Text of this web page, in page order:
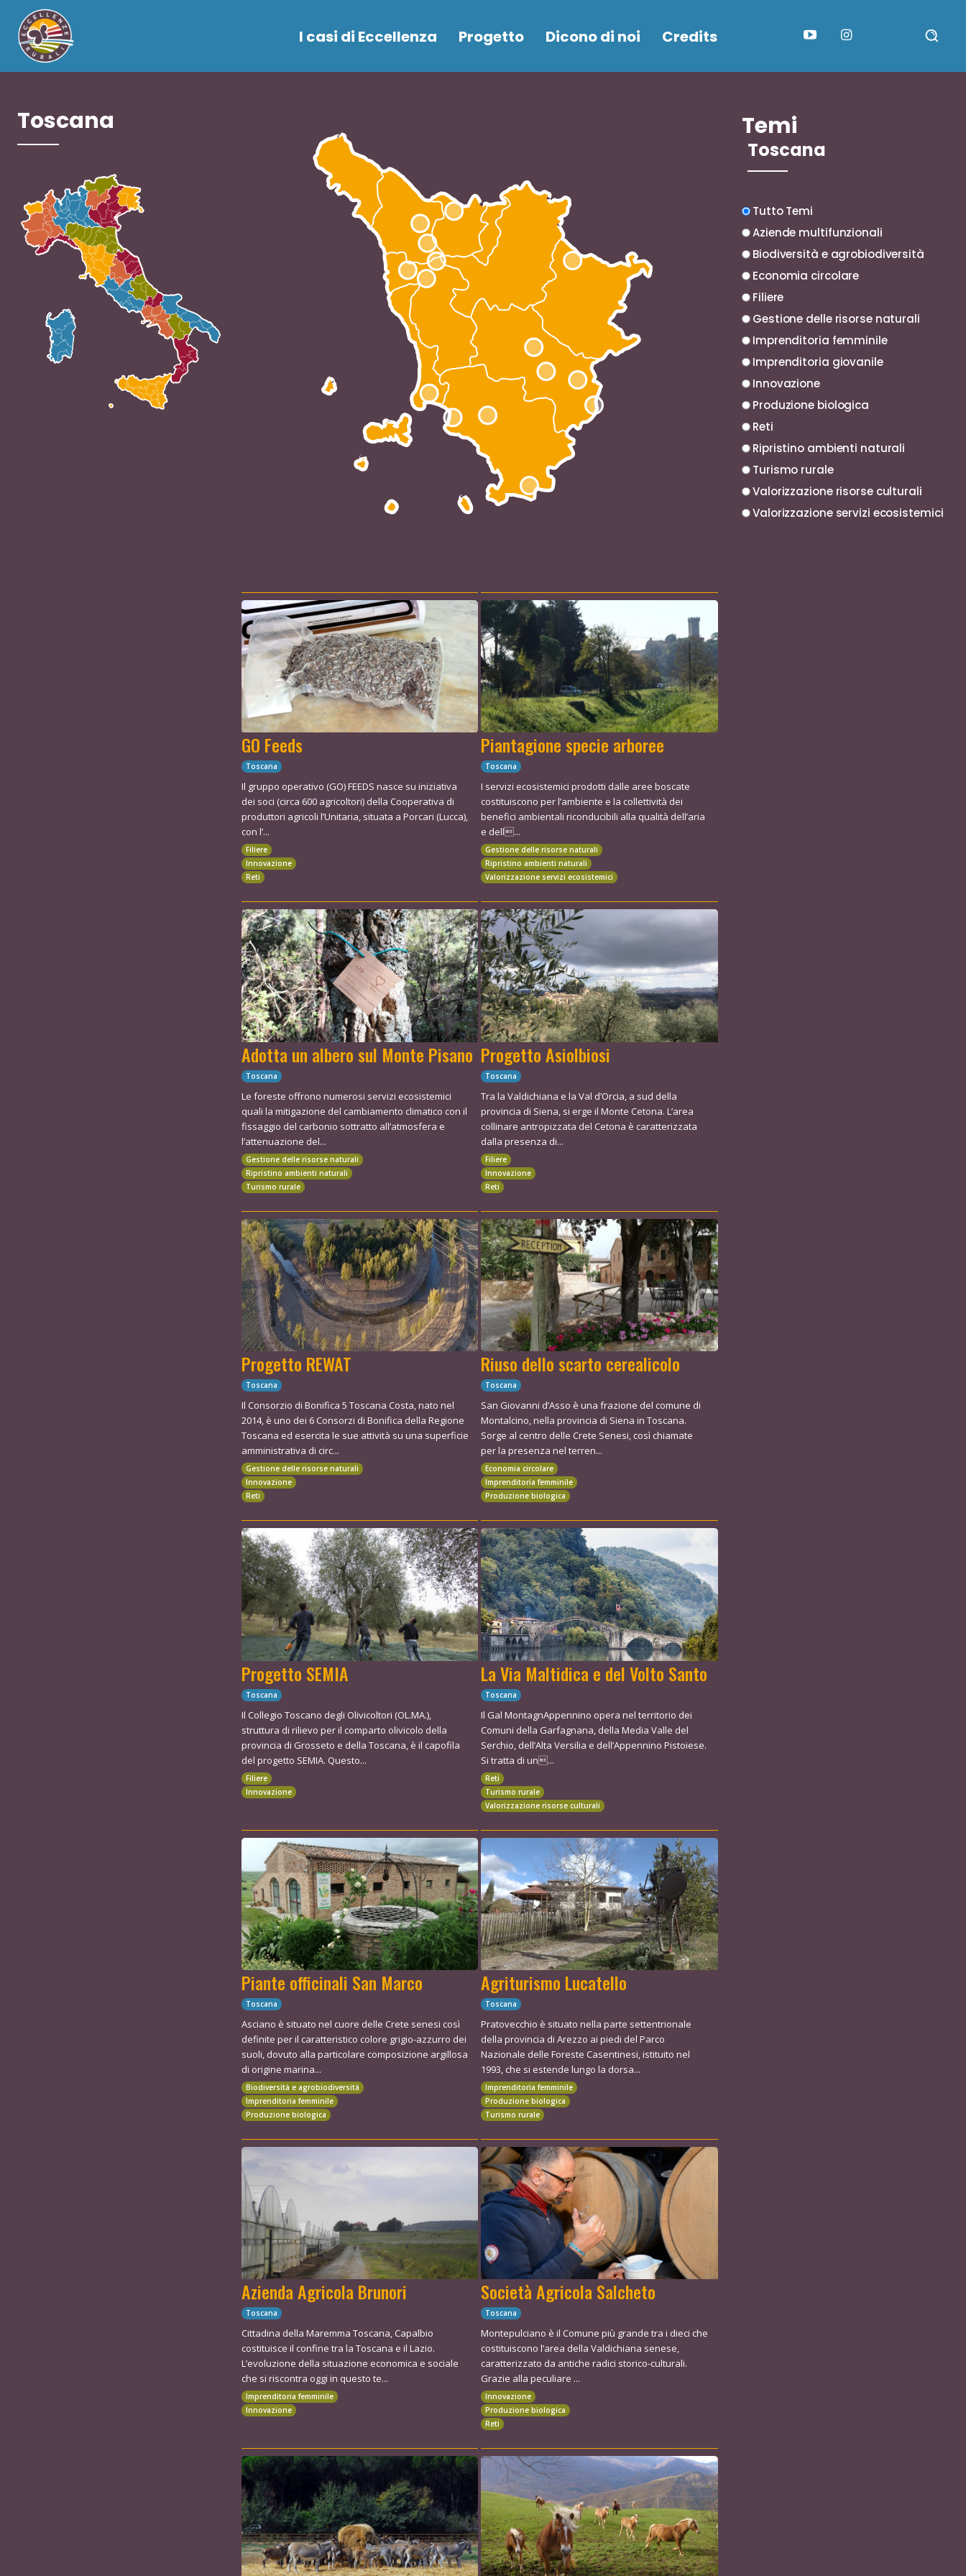
I casi di Eccellenza Progetto Dicono di noi Credits
Toscana
GO Feeds
Toscana
Il gruppo operativo (GO) FEEDS nasce su iniziativa
dei soci (circa 600 agricoltori) della Cooperativa di
produttori agricoli l’Unitaria, situata a Porcari (Lucca),
con l’...
Filiere
Innovazione
Reti
Piantagione specie arboree
Toscana
I servizi ecosistemici prodotti dalle aree boscate
costituiscono per l’ambiente e la collettività dei
benefici ambientali riconducibili alla qualità dell’aria
e dell...
Gestione delle risorse naturali
Ripristino ambienti naturali
Valorizzazione servizi ecosistemici
Adotta un albero sul Monte Pisano
Toscana
Le foreste offrono numerosi servizi ecosistemici
quali la mitigazione del cambiamento climatico con il
fissaggio del carbonio sottratto all’atmosfera e
l’attenuazione del...
Gestione delle risorse naturali
Ripristino ambienti naturali
Turismo rurale
Progetto Asiolbiosi
Toscana
Tra la Valdichiana e la Val d’Orcia, a sud della
provincia di Siena, si erge il Monte Cetona. L’area
collinare antropizzata del Cetona è caratterizzata
dalla presenza di...
Filiere
Innovazione
Reti
Progetto REWAT
Toscana
Il Consorzio di Bonifica 5 Toscana Costa, nato nel
2014, è uno dei 6 Consorzi di Bonifica della Regione
Toscana ed esercita le sue attività su una superficie
amministrativa di circ...
Gestione delle risorse naturali
Innovazione
Reti
Riuso dello scarto cerealicolo
Toscana
San Giovanni d’Asso è una frazione del comune di
Montalcino, nella provincia di Siena in Toscana.
Sorge al centro delle Crete Senesi, così chiamate
per la presenza nel terren...
Economia circolare
Imprenditoria femminile
Produzione biologica
Progetto SEMIA
Toscana
Il Collegio Toscano degli Olivicoltori (OL.MA.),
struttura di rilievo per il comparto olivicolo della
provincia di Grosseto e della Toscana, è il capofila
del progetto SEMIA. Questo...
Filiere
Innovazione
La Via Maltidica e del Volto Santo
Toscana
Il Gal MontagnAppennino opera nel territorio dei
Comuni della Garfagnana, della Media Valle del
Serchio, dell’Alta Versilia e dell’Appennino Pistoiese.
Si tratta di un...
Reti
Turismo rurale
Valorizzazione risorse culturali
Piante officinali San Marco
Toscana
Asciano è situato nel cuore delle Crete senesi così
definite per il caratteristico colore grigio-azzurro dei
suoli, dovuto alla particolare composizione argillosa
di origine marina...
Biodiversità e agrobiodiversità
Imprenditoria femminile
Produzione biologica
Agriturismo Lucatello
Toscana
Pratovecchio è situato nella parte settentrionale
della provincia di Arezzo ai piedi del Parco
Nazionale delle Foreste Casentinesi, istituito nel
1993, che si estende lungo la dorsa...
Imprenditoria femminile
Produzione biologica
Turismo rurale
Azienda Agricola Brunori
Toscana
Cittadina della Maremma Toscana, Capalbio
costituisce il confine tra la Toscana e il Lazio.
L’evoluzione della situazione economica e sociale
che si riscontra oggi in questo te...
Imprenditoria femminile
Innovazione
Società Agricola Salcheto
Toscana
Montepulciano è il Comune più grande tra i dieci che
costituiscono l’area della Valdichiana senese,
caratterizzato da antiche radici storico-culturali.
Grazie alla peculiare ...
Innovazione
Produzione biologica
Reti
Temi
Toscana
Tutto Temi
Aziende multifunzionali
Biodiversità e agrobiodiversità
Economia circolare
Filiere
Gestione delle risorse naturali
Imprenditoria femminile
Imprenditoria giovanile
Innovazione
Produzione biologica
Reti
Ripristino ambienti naturali
Turismo rurale
Valorizzazione risorse culturali
Valorizzazione servizi ecosistemici